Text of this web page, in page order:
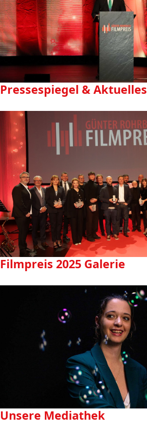
Pressespiegel & Aktuelles
Filmpreis 2025 Galerie
Unsere Mediathek